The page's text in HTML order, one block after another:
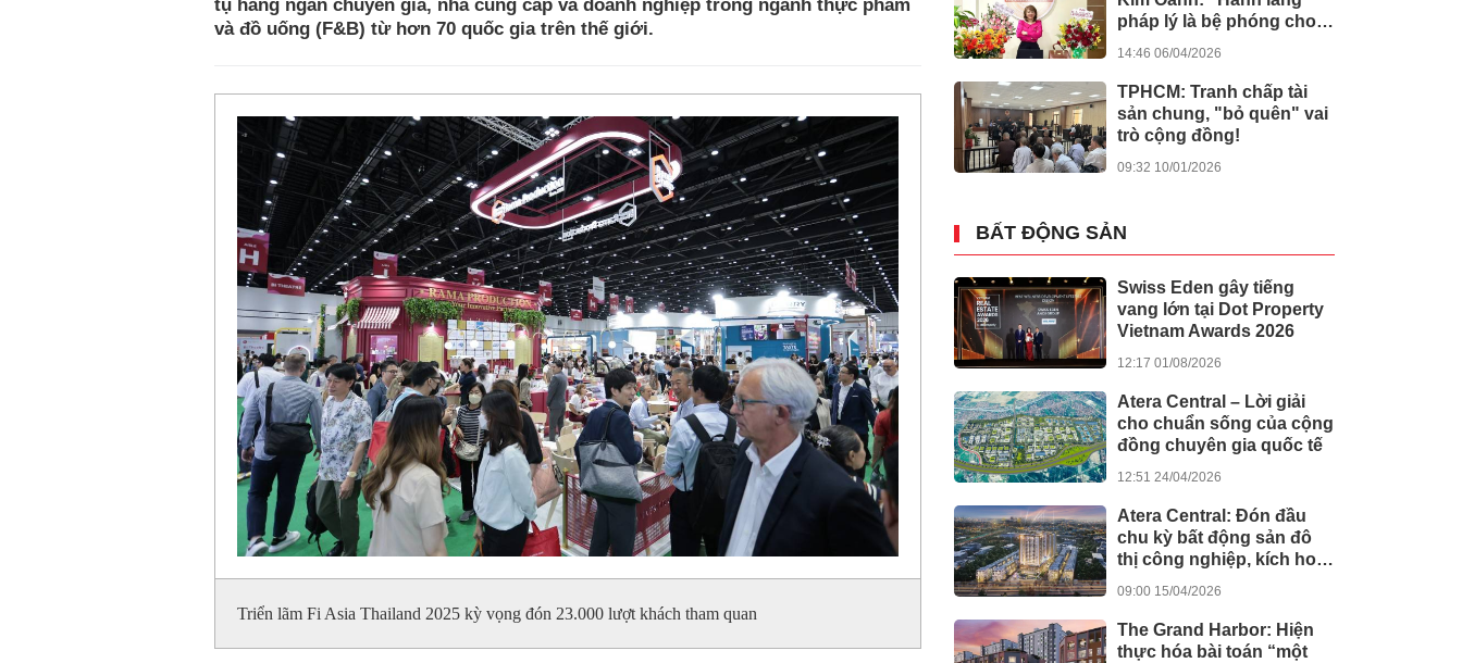
tụ hàng ngàn chuyên gia, nhà cung cấp và doanh nghiệp trong ngành thực phẩm
và đồ uống (F&B) từ hơn 70 quốc gia trên thế giới.
Triển lãm Fi Asia Thailand 2025 kỳ vọng đón 23.000 lượt khách tham quan
pháp lý là bệ phóng cho
14:46 06/04/2026
TPHCM: Tranh chấp tài
sản chung, "bỏ quên" vai
trò cộng đồng!
09:32 10/01/2026
BẤT ĐỘNG SẢN
Swiss Eden gây tiếng
vang lớn tại Dot Property
Vietnam Awards 2026
12:17 01/08/2026
Atera Central – Lời giải
cho chuẩn sống của cộng
đồng chuyên gia quốc tế
12:51 24/04/2026
Atera Central: Đón đầu
chu kỳ bất động sản đô
thị công nghiệp, kích hoạt
09:00 15/04/2026
The Grand Harbor: Hiện
thực hóa bài toán “một